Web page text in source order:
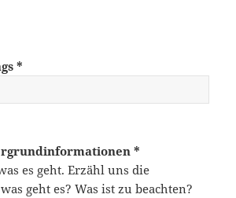
*
*
es geht. Erzähl uns die
geht es? Was ist zu beachten?